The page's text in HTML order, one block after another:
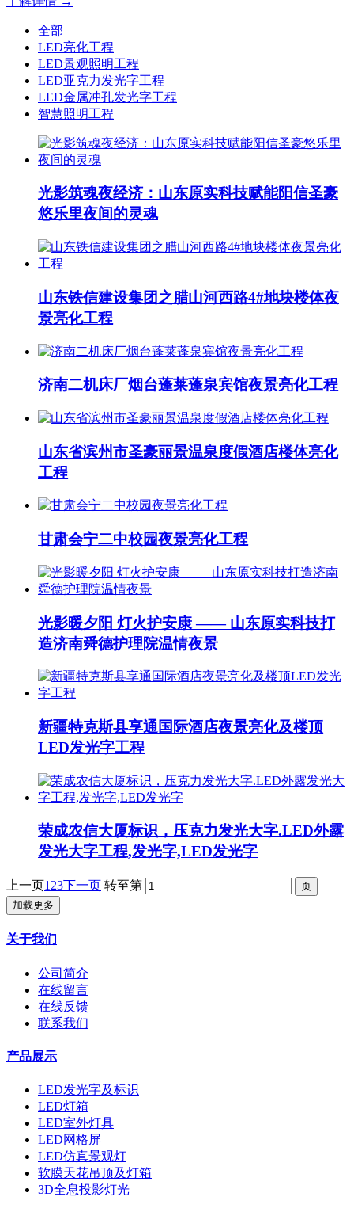
全部
LED亮化工程
LED景观照明工程
LED亚克力发光字工程
LED金属冲孔发光字工程
智慧照明工程
光影筑魂夜经济：山东原实科技赋能阳信圣豪
悠乐里夜间的灵魂
山东铁信建设集团之腊山河西路4#地块楼体夜
景亮化工程
济南二机床厂烟台蓬莱蓬泉宾馆夜景亮化工程
山东省滨州市圣豪丽景温泉度假酒店楼体亮化
工程
甘肃会宁二中校园夜景亮化工程
光影暖夕阳 灯火护安康 —— 山东原实科技打
造济南舜德护理院温情夜景
新疆特克斯县享通国际酒店夜景亮化及楼顶
LED发光字工程
荣成农信大厦标识，压克力发光大字.LED外露
发光大字工程,发光字,LED发光字
上一页1 23下一页 转至第
加载更多
关于我们
公司简介
在线留言
在线反馈
联系我们
产品展示
LED发光字及标识
LED灯箱
LED室外灯具
LED网格屏
LED仿真景观灯
软膜天花吊顶及灯箱
3D全息投影灯光